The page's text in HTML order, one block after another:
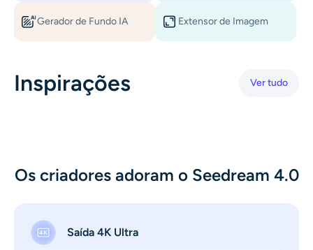
Gerador de tiro na cabeça Pro
Criador de fotos para passaporte
Efeitos de vídeo
Removedor de Marca-d'água de Vídeo
Gerador de Fundo IA Extensor de Imagem
Inspirações Ver tudo
Os criadores adoram o Seedream 4.0
Saída 4K Ultra